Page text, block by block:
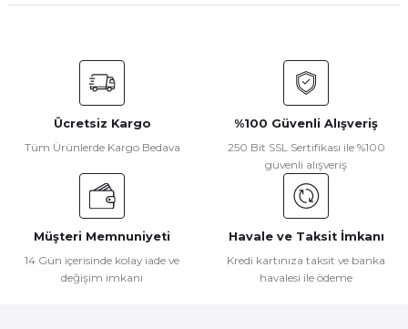
Ücretsiz Kargo
Tüm Ürünlerde Kargo Bedava
%100 Güvenli Alışveriş
250 Bit SSL Sertifikası ile %100
güvenli alışveriş
Müşteri Memnuniyeti
14 Gün içerisinde kolay iade ve
değişim imkanı
Havale ve Taksit İmkanı
Kredi kartınıza taksit ve banka
havalesi ile ödeme